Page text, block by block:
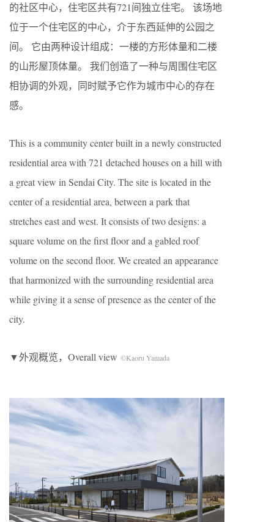
的社区中心，住宅区共有721间独立住宅。 该场地
位于一个住宅区的中心，介于东西延伸的公园之
间。 它由两种设计组成：一楼的方形体量和二楼
的山形屋顶体量。 我们创造了一种与周围住宅区
相协调的外观，同时赋予它作为城市中心的存在
感。
This is a community center built in a newly constructed
residential area with 721 detached houses on a hill with
a great view in Sendai City. The site is located in the
center of a residential area, between a park that
stretches east and west. It consists of two designs: a
square volume on the first floor and a gabled roof
volume on the second floor. We created an appearance
that harmonized with the surrounding residential area
while giving it a sense of presence as the center of the
city.
▼外观概览，Overall view ©Kaoru Yamada